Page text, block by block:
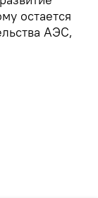
остается
АЭС,